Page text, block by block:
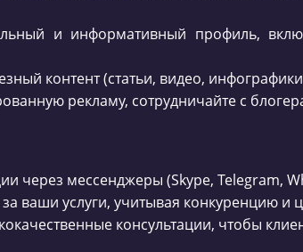
и информативный профиль,
контент (статьи, видео,
рекламу, сотрудничайте с
через мессенджеры (Skype, Telegram,
ваши услуги, учитывая конкуренцию и
консультации, чтобы